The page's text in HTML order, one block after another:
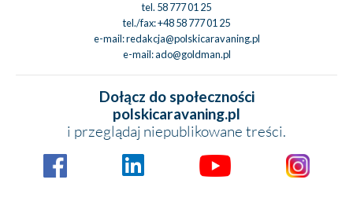
tel. 58 777 01 25
tel./fax:+48 58 777 01 25
e-mail:redakcja@polskicaravaning.pl
e-mail:ado@goldman.pl
Dołącz do społeczności
polskicaravaning.pl
i przeglądaj niepublikowane treści.